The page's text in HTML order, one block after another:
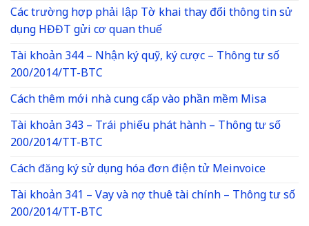
Các trường hợp phải lập Tờ khai thay đổi thông tin sử
dụng HĐĐT gửi cơ quan thuế
Tài khoản 344 – Nhận ký quỹ, ký cược – Thông tư số
200/2014/TT-BTC
Cách thêm mới nhà cung cấp vào phần mềm Misa
Tài khoản 343 – Trái phiếu phát hành – Thông tư số
200/2014/TT-BTC
Cách đăng ký sử dụng hóa đơn điện tử Meinvoice
Tài khoản 341 – Vay và nợ thuê tài chính – Thông tư số
200/2014/TT-BTC